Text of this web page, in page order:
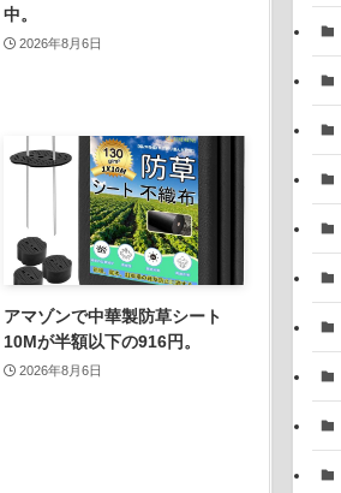
中。
2026年8月6日
アマゾンで中華製防草シート
10Mが半額以下の916円。
2026年8月6日